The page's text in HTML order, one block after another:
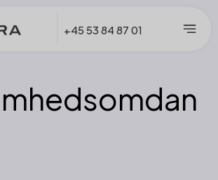
+45 53 84 87 01